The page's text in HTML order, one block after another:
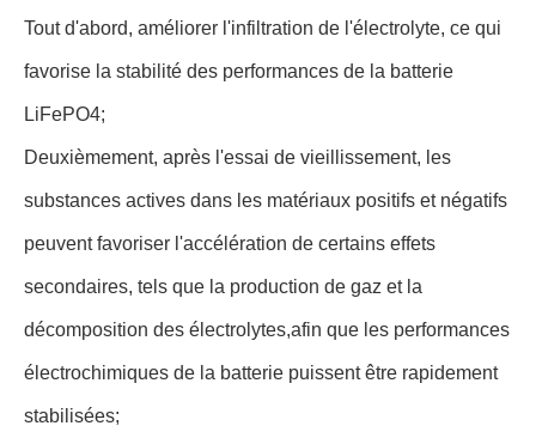
Tout d'abord, améliorer l'infiltration de l'électrolyte, ce qui
favorise la stabilité des performances de la batterie
LiFePO4;
Deuxièmement, après l'essai de vieillissement, les
substances actives dans les matériaux positifs et négatifs
peuvent favoriser l'accélération de certains effets
secondaires, tels que la production de gaz et la
décomposition des électrolytes,afin que les performances
électrochimiques de la batterie puissent être rapidement
stabilisées;